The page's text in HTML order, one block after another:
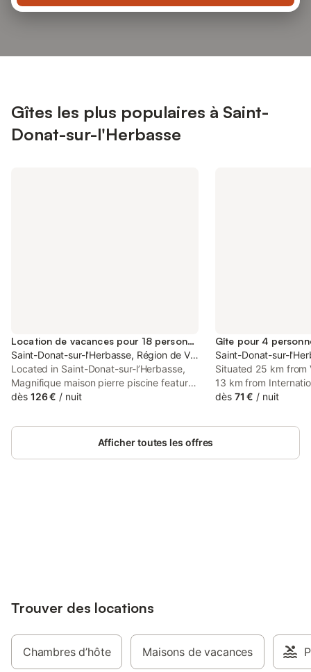
Gîtes les plus populaires à Saint-
Donat-sur-l'Herbasse
Location de vacances pour 18 personnes
Saint-Donat-sur-l'Herbasse, Région de Valence
Located in Saint-Donat-sur-lʼHerbasse,
Magnifique maison pierre piscine features
a private pool. This property offers
and free WiFi. The property is non-
smoking and is situated 27 km from
dès 126 € / nuit
Gîte pour 4
Saint-Donat-sur-
Situated 25 km from
13 km from
and 15 km from
accommodation
dès 71 € / nuit
Afficher toutes les offres
Trouver des locations
Chambres d’hôte Maisons de vacances